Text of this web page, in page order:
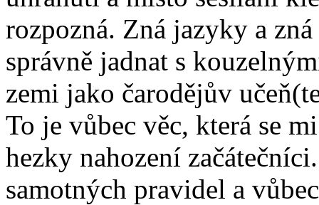
rozpozná. Zná jazyky a
správně jadnat s
zemi jako čarodějův
To je vůbec věc, která se
hezky nahození
samotných pravidel a